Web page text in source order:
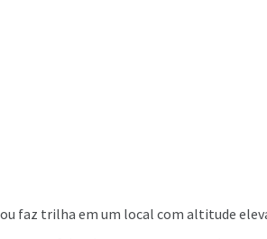
faz trilha em um local com altitude